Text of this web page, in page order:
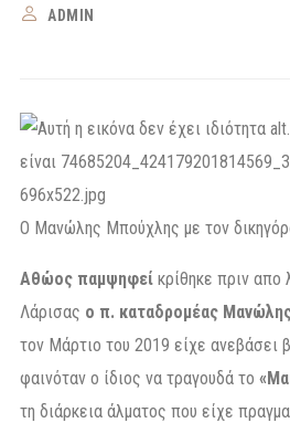
ADMIN
Ο Μανώλης Μπούχλης με τον
Aθώος παμψηφεί κρίθηκε πριν απο
Λάρισας ο π. καταδρομέας
τον Μάρτιο του 2019 είχε ανεβάσει
φαινόταν ο ίδιος να τραγουδά το
τη διάρκεια άλματος που είχε